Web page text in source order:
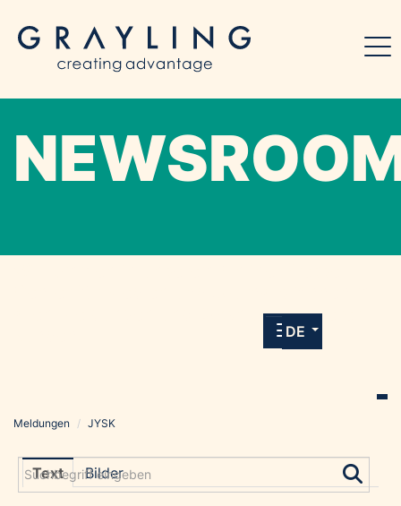
allen Meldungen und Downloads unserer
DE
Grayling Agentur
Meldungen / JYSK
Text Bilder